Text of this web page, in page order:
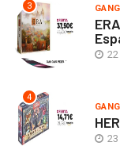
3
4